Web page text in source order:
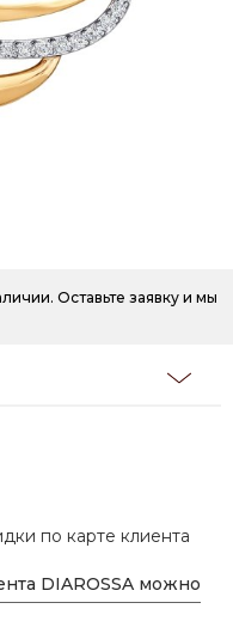
Оставьте заявку и мы
по карте клиента
DIAROSSA можно